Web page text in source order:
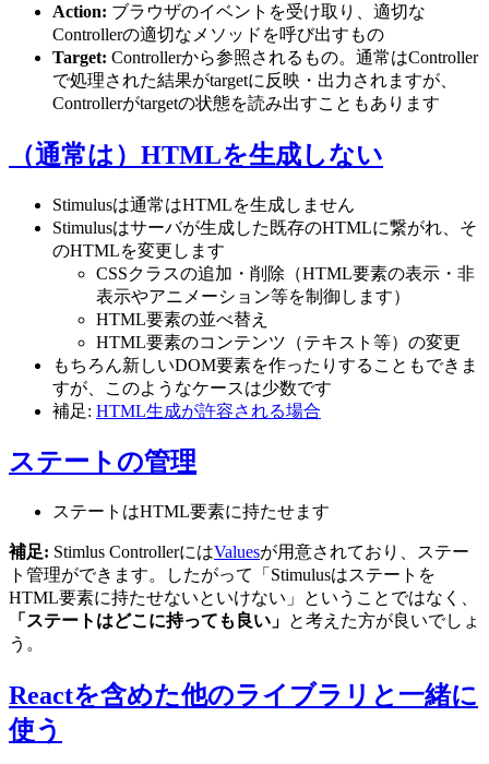
Action: ブラウザのイベントを受け取り、適切な
Controllerの適切なメソッドを呼び出すもの
Target: Controllerから参照されるもの。通常はController
で処理された結果がtargetに反映・出力されますが、
Controllerがtargetの状態を読み出すこともあります
（通常は）HTMLを生成しない
Stimulusは通常はHTMLを生成しません
Stimulusはサーバが生成した既存のHTMLに繋がれ、そ
のHTMLを変更します
CSSクラスの追加・削除（HTML要素の表示・非
表示やアニメーション等を制御します）
HTML要素の並べ替え
HTML要素のコンテンツ（テキスト等）の変更
もちろん新しいDOM要素を作ったりすることもできま
すが、このようなケースは少数です
補足: HTML生成が許容される場合
ステートの管理
ステートはHTML要素に持たせます
補足: Stimlus ControllerにはValuesが用意されており、ステー
ト管理ができます。したがって「Stimulusはステートを
HTML要素に持たせないといけない」ということではなく、
「ステートはどこに持っても良い」 と考えた方が良いでしょ
う。
Reactを含めた他のライブラリと一緒に
使う